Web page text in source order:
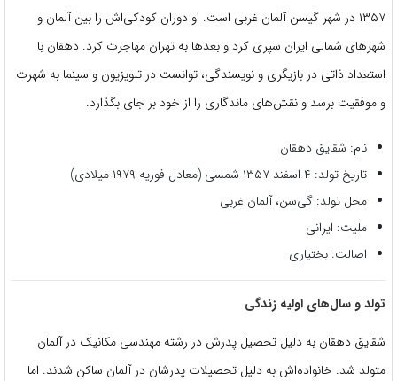
۱۳۵۷ در شهر گیسن آلمان غربی است. او دوران کودکی‌اش را بین آلمان و
شهرهای شمالی ایران سپری کرد و بعدها به تهران مهاجرت کرد. دهقان با
استعداد ذاتی در بازیگری و نویسندگی، توانست در تلویزیون و سینما به شهرت
و موفقیت برسد و نقش‌های ماندگاری را از خود بر جای بگذارد.
نام: شقایق دهقان
تاریخ تولد: ۴ اسفند ۱۳۵۷ شمسی (معادل فوریه ۱۹۷۹ میلادی)
محل تولد: گی‌سن، آلمان غربی
ملیت: ایرانی
اصالت: بختیاری
تولد و سال‌های اولیه زندگی
شقایق دهقان به دلیل تحصیل پدرش در رشته مهندسی مکانیک در آلمان
متولد شد. خانواده‌اش به دلیل تحصیلات پدرشان در آلمان ساکن شدند. اما